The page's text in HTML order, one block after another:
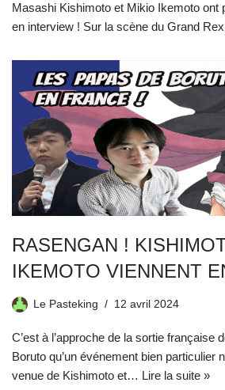
Masashi Kishimoto et Mikio Ikemoto ont
en interview ! Sur la scène du Grand
RASENGAN !
IKEMOTO VIENNENT
Le Pasteking 12 avril 2024
C’est à l’approche de la sortie française
Boruto qu’un événement bien particulier
venue de Kishimoto et… Lire la suite »